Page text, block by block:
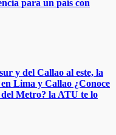
para un país con
y del Callao al este, la
Lima y Callao ¿Conoce
del Metro? la ATU te lo